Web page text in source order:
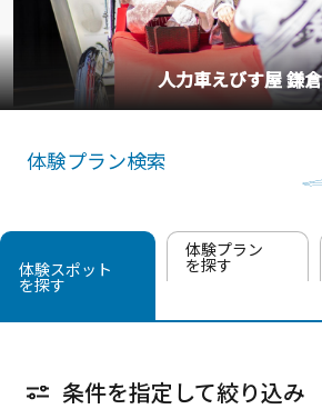
人力車えびす屋 鎌
体験プラン検索
体験スポット
を探す
体験プラン
を探す
条件を指定して絞り込み